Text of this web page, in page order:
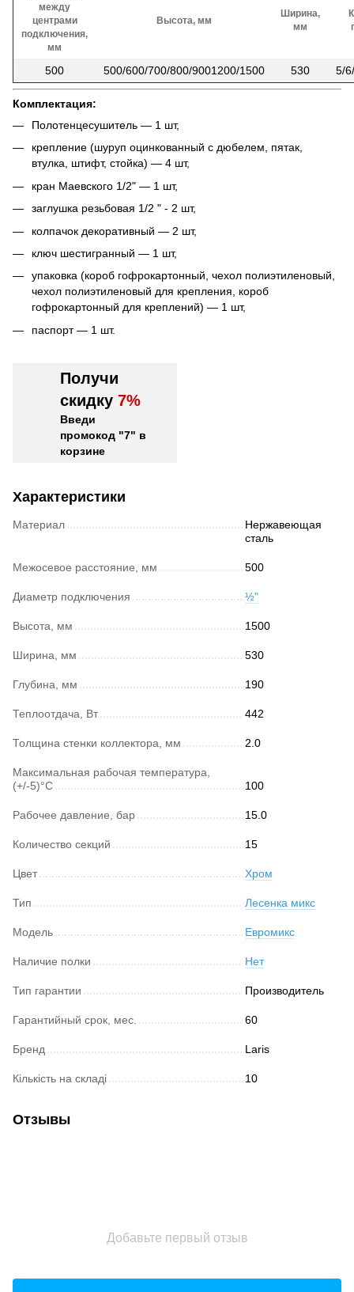
между
центрами
подключения,
мм
Высота, мм
Ширина,
мм
500 500/600/700/800/9001200/1500 530 5/
Комплектация:
Полотенцесушитель — 1 шт,
крепление (шуруп оцинкованный с дюбелем, пятак,
втулка, штифт, стойка) — 4 шт,
кран Маевского 1/2" — 1 шт,
заглушка резьбовая 1/2 " - 2 шт,
колпачок декоративный — 2 шт,
ключ шестигранный — 1 шт,
упаковка (короб гофрокартонный, чехол полиэтиленовый,
чехол полиэтиленовый для крепления, короб
гофрокартонный для креплений) — 1 шт,
паспорт — 1 шт.
Получи
скидку 7%
Введи
промокод "7" в
корзине
Характеристики
Материал
Нержавеющая
сталь
Межосевое расстояние, мм 500
Диаметр подключения ½"
Высота, мм 1500
Ширина, мм 530
Глубина, мм 190
Теплоотдача, Вт 442
Толщина стенки коллектора, мм 2.0
Максимальная рабочая температура,
(+/-5)°C
100
Рабочее давление, бар 15.0
Количество секций 15
Цвет Хром
Тип Лесенка микс
Модель Евромикс
Наличие полки Нет
Тип гарантии Производитель
Гарантийный срок, мес. 60
Бренд Laris
Кількість на складі 10
Отзывы
Добавьте первый отзыв